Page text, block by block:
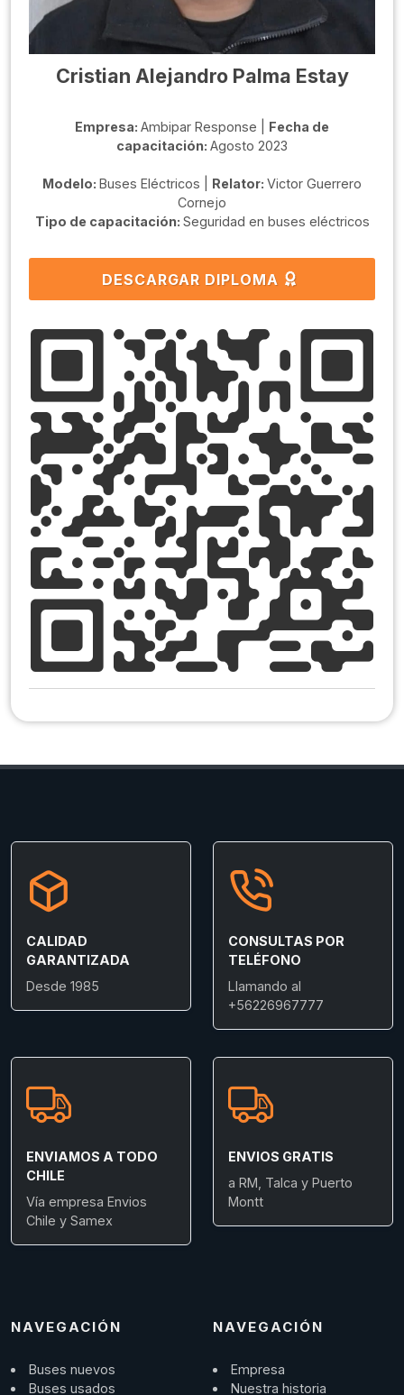
Cristian Alejandro Palma Estay
Empresa: Ambipar Response |
Fecha de
capacitación: Agosto 2023
Modelo: Buses Eléctricos | Relator: Victor Guerrero
Cornejo
Tipo de capacitación: Seguridad en buses eléctricos
DESCARGAR DIPLOMA
CALIDAD
GARANTIZADA
Desde 1985
CONSULTAS POR
TELÉFONO
Llamando al
+56226967777
ENVIAMOS A TODO
CHILE
Vía empresa Envios
Chile y Samex
ENVIOS GRATIS
a RM, Talca y Puerto
Montt
NAVEGACIÓN
Buses nuevos
Buses usados
NAVEGACIÓN
Empresa
Nuestra historia